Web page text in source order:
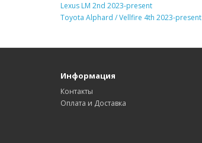
Lexus LM 2nd 2023-present
Toyota Alphard / Vellfire 4th 2023-present
Информация
Контакты
Оплата и Доставка